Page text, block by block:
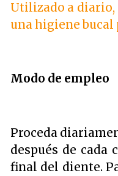
Duplo
4
50ml
4
Utilizado a diario,
una higiene
Modo de empleo
Proceda
después de cada
final del diente.